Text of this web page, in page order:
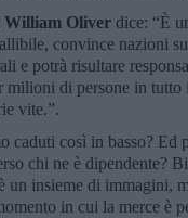
William Oliver dice: “È
convince nazioni
e potrà risultare
milioni di persone in tutto
vite.”.
caduti così in basso? Ed
chi ne è dipendente?
un insieme di immagini,
in cui la merce è